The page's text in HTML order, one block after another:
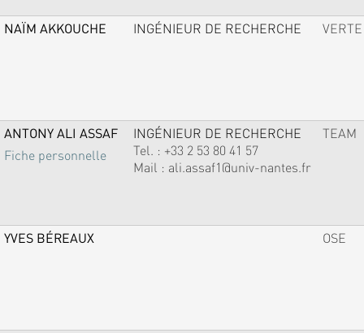
NAÏM AKKOUCHE INGÉNIEUR DE RECHERCHE VERTE
ANTONY ALI ASSAF
Fiche personnelle
INGÉNIEUR DE RECHERCHE
Tel. : +33 2 53 80 41 57
Mail : ali.assaf1@univ-nantes.fr
TEAM
YVES BÉREAUX OSE